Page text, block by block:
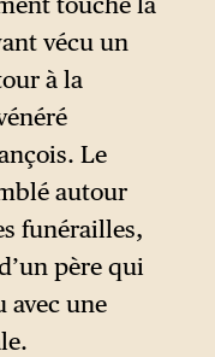
des
Rome,
et le
d’une
vécu un
à la
Le
autour
funérailles,
père qui
avec une